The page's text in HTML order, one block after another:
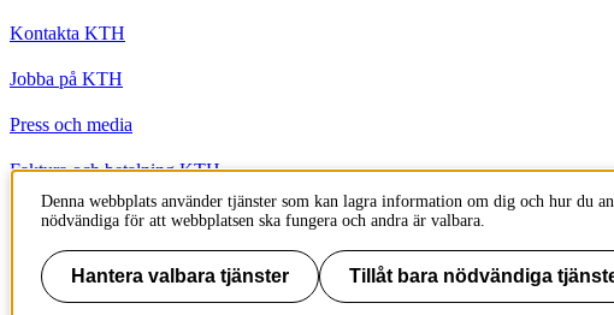
Kontakta KTH
Jobba på KTH
Press och media
Faktura och betalning KTH
Om KTH:s webbplatser
Tillgänglighetsredogörelse
Denna webbplats använder tjänster som kan lagra information om dig och hur du
nödvändiga för att webbplatsen ska fungera och andra är valbara.
Hantera valbara tjänster Tillåt bara nödvändiga